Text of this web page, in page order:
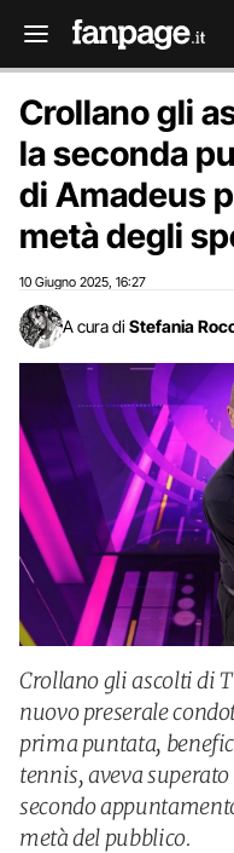
Crollano gli
la seconda
di Amadeus
metà degli
10 Giugno 2025 16:27
A cura di Stefania
Crollano gli ascolti di
nuovo preserale
prima puntata,
tennis, aveva
secondo
metà del pubblico.